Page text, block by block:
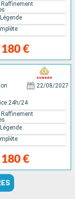
180 €
Raffinement
22/08/2027
180 €
24h/24
Raffinement